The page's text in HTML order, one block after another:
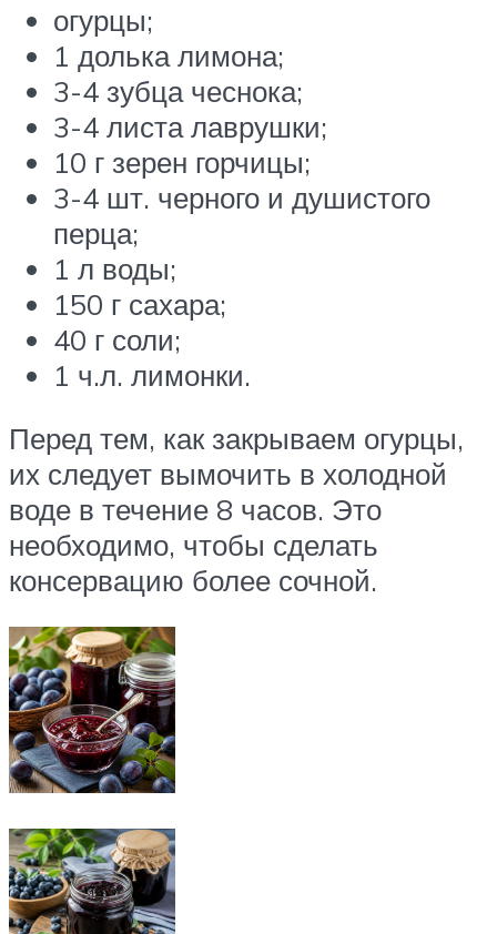
огурцы;
1 долька лимона;
3-4 зубца чеснока;
3-4 листа лаврушки;
10 г зерен горчицы;
3-4 шт. черного и душистого
перца;
1 л воды;
150 г сахара;
40 г соли;
1 ч.л. лимонки.
Перед тем, как закрываем огурцы,
их следует вымочить в холодной
воде в течение 8 часов. Это
необходимо, чтобы сделать
консервацию более сочной.